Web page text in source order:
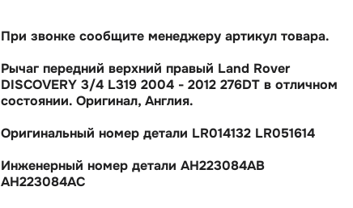
При звонке сообщите менеджеру артикул товара.
Рычаг передний верхний правый Land Rover
DISCOVERY 3/4 L319 2004 - 2012 276DT в отличном
состоянии. Оригинал, Англия.
Оригинальный номер детали LR014132 LR051614
Инженерный номер детали AH223084AB
AH223084AC